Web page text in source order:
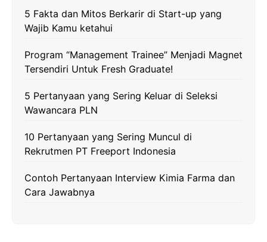
5 Fakta dan Mitos Berkarir di Start-up yang
Wajib Kamu ketahui
Program “Management Trainee” Menjadi Magnet
Tersendiri Untuk Fresh Graduate!
5 Pertanyaan yang Sering Keluar di Seleksi
Wawancara PLN
10 Pertanyaan yang Sering Muncul di
Rekrutmen PT Freeport Indonesia
Contoh Pertanyaan Interview Kimia Farma dan
Cara Jawabnya